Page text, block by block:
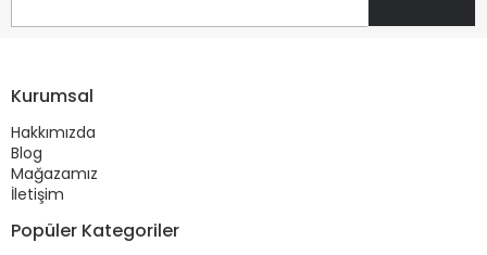
Kurumsal
Hakkımızda
Blog
Mağazamız
İletişim
Popüler Kategoriler